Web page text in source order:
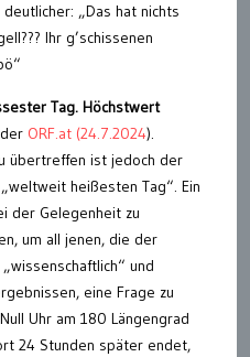
„Das hat nichts
Ihr g’schissenen
Tag. Höchstwert
ORF.at (24.7.2024).
übertreffen ist jedoch der
heißesten Tag“. Ein
der Gelegenheit zu
um all jenen, die der
und
eine Frage zu
Uhr am 180 Längengrad
24 Stunden später endet,